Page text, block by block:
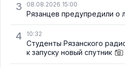
3 08.08.2026 15:00
Рязанцев предупредили о
4 10:32
Студенты Рязанского
к запуску новый спутник